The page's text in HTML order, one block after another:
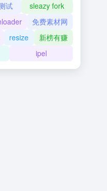
试
sleazy fork
免费素材网
resize
新榜有赚
ipel